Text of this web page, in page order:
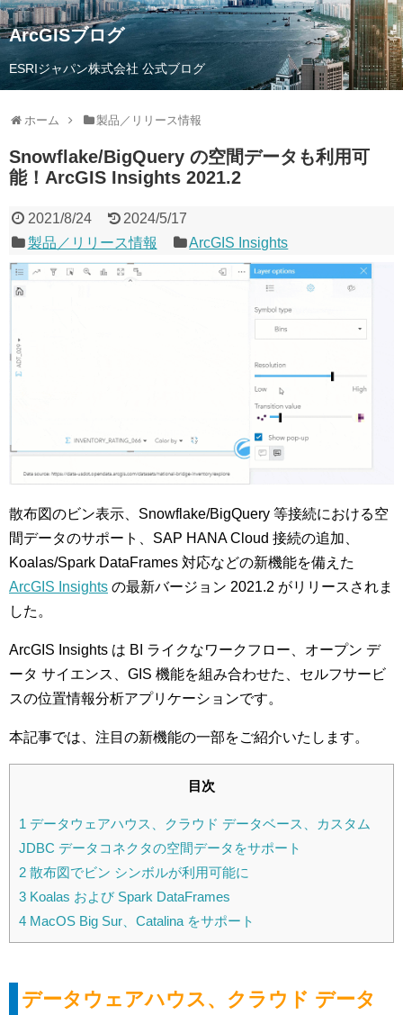
ArcGISブログ
ESRIジャパン株式会社 公式ブログ
ホーム 製品／リリース情報
Snowflake/BigQuery の空間データも利用可
能！ArcGIS Insights 2021.2
2021/8/24
2024/5/17
製品／リリース情報
ArcGIS Insights
散布図のビン表示、Snowflake/BigQuery 等接続における空
間データのサポート、SAP HANA Cloud 接続の追加、
Koalas/Spark DataFrames 対応などの新機能を備えた
ArcGIS Insights の最新バージョン 2021.2 がリリースされま
した。
ArcGIS Insights は BI ライクなワークフロー、オープン デ
ータ サイエンス、GIS 機能を組み合わせた、セルフサービ
スの位置情報分析アプリケーションです。
本記事では、注目の新機能の一部をご紹介いたします。
目次
1 データウェアハウス、クラウド データベース、カスタム
JDBC データコネクタの空間データをサポート
2 散布図でビン シンボルが利用可能に
3 Koalas および Spark DataFrames
4 MacOS Big Sur、Catalina をサポート
データウェアハウス、クラウド データ